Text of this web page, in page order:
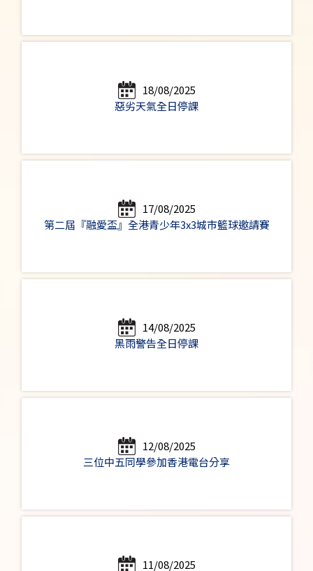
18/08/2025
惡劣天氣全日停課
17/08/2025
第二屆『融愛盃』全港青少年3x3城市籃球邀請賽
14/08/2025
黑雨警告全日停課
12/08/2025
三位中五同學參加香港電台分享
11/08/2025